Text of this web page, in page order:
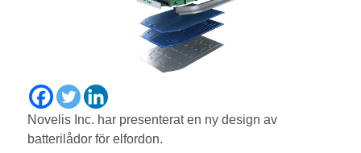
Novelis Inc. har presenterat en ny design av
batterilådor för elfordon.